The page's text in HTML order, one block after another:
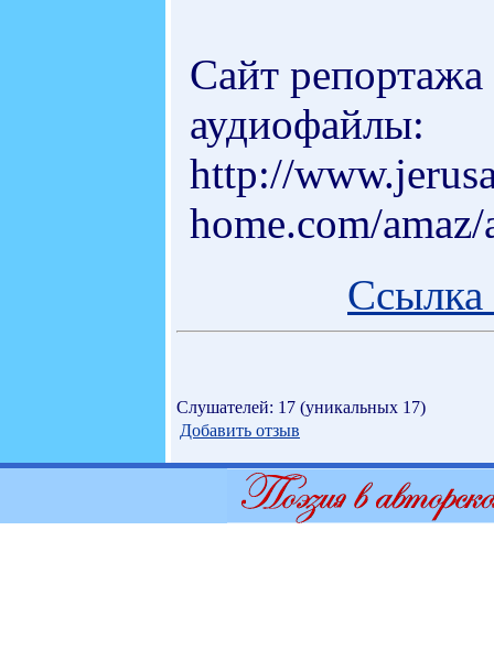
Сайт
аудиофайлы:
http://
home.com/
Ссылка
Слушателей: 17 (уникальных 17)
Добавить отзыв